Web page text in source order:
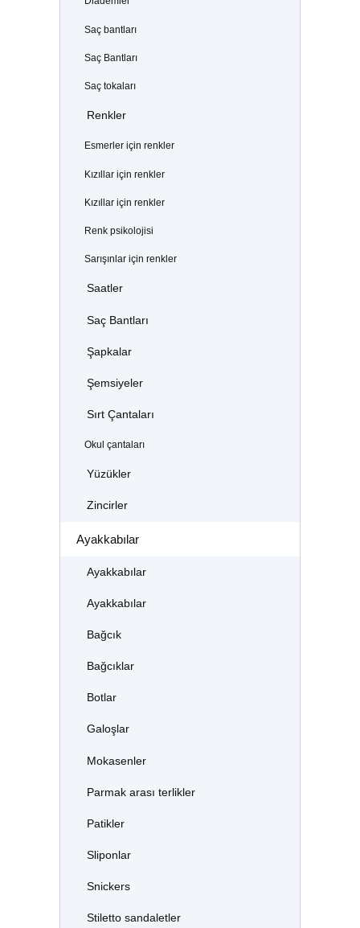
Saç bantları
Saç Bantları
Saç tokaları
Renkler
Esmerler için renkler
Kızıllar için renkler
Kızıllar için renkler
Renk psikolojisi
Sarışınlar için renkler
Saatler
Saç Bantları
Şapkalar
Şemsiyeler
Sırt Çantaları
Okul çantaları
Yüzükler
Zincirler
Ayakkabılar
Ayakkabılar
Ayakkabılar
Bağcık
Bağcıklar
Botlar
Galoşlar
Mokasenler
Parmak arası terlikler
Patikler
Sliponlar
Snickers
Stiletto sandaletler